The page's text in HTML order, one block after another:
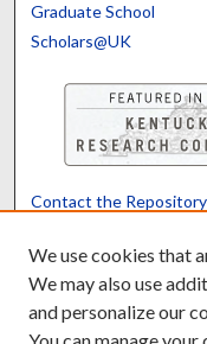
Graduate School
Scholars@UK
Contact the Repository
We use cookies that
We may also use
and personalize our